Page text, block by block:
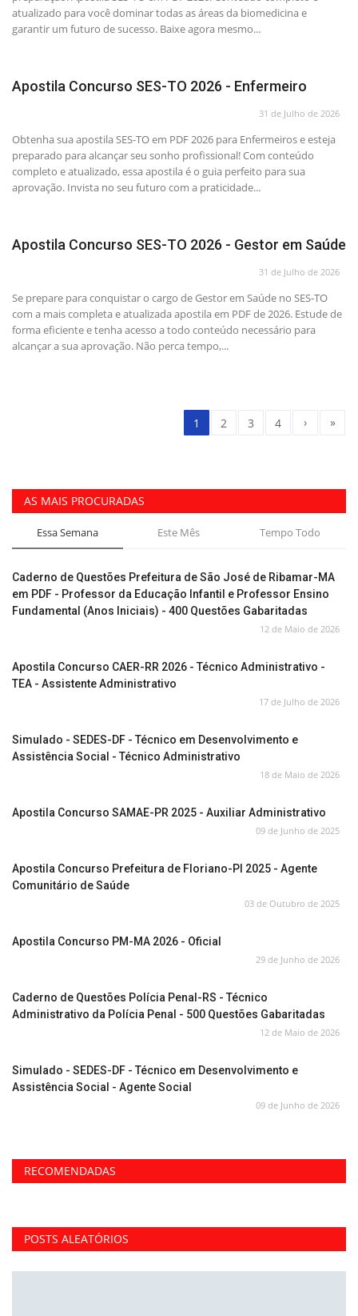
atualizado para você dominar todas as áreas da biomedicina e
garantir um futuro de sucesso. Baixe agora mesmo...
Apostila Concurso SES-TO 2026 - Enfermeiro
31 de Julho de 2026
Obtenha sua apostila SES-TO em PDF 2026 para Enfermeiros e esteja
preparado para alcançar seu sonho profissional! Com conteúdo
completo e atualizado, essa apostila é o guia perfeito para sua
aprovação. Invista no seu futuro com a praticidade...
Apostila Concurso SES-TO 2026 - Gestor em Saúde
31 de Julho de 2026
Se prepare para conquistar o cargo de Gestor em Saúde no SES-TO
com a mais completa e atualizada apostila em PDF de 2026. Estude de
forma eficiente e tenha acesso a todo conteúdo necessário para
alcançar a sua aprovação. Não perca tempo,...
1 2 3 4 › »
AS MAIS PROCURADAS
Essa Semana Este Mês Tempo Todo
Caderno de Questões Prefeitura de São José de Ribamar-MA
em PDF - Professor da Educação Infantil e Professor Ensino
Fundamental (Anos Iniciais) - 400 Questões Gabaritadas
12 de Maio de 2026
Apostila Concurso CAER-RR 2026 - Técnico Administrativo -
TEA - Assistente Administrativo
17 de Julho de 2026
Simulado - SEDES-DF - Técnico em Desenvolvimento e
Assistência Social - Técnico Administrativo
18 de Maio de 2026
Apostila Concurso SAMAE-PR 2025 - Auxiliar Administrativo
09 de Junho de 2025
Apostila Concurso Prefeitura de Floriano-PI 2025 - Agente
Comunitário de Saúde
03 de Outubro de 2025
Apostila Concurso PM-MA 2026 - Oficial
29 de Junho de 2026
Caderno de Questões Polícia Penal-RS - Técnico
Administrativo da Polícia Penal - 500 Questões Gabaritadas
12 de Maio de 2026
Simulado - SEDES-DF - Técnico em Desenvolvimento e
Assistência Social - Agente Social
09 de Junho de 2026
RECOMENDADAS
POSTS ALEATÓRIOS